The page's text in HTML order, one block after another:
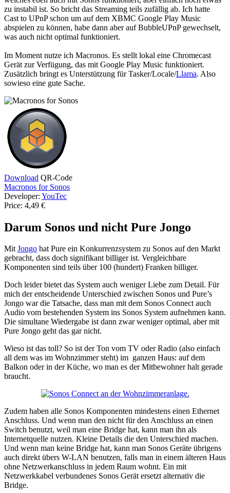
zu instabil ist. So bricht das Streaming teils zufällig ab. Ich hatte
Cast to UPnP schon um auf dem XBMC Google Play Music
abspielen zu können, habe dann aber auf BubbleUPnP gewechselt,
was auch nicht optimal funktioniert.
Im Moment nutze ich Macronos. Es stellt lokal eine Chromecast
Gerät zur Verfügung, das mit Google Play Music funktioniert.
Zusätzlich bringt es Unterstützung für Tasker/Locale/Llama. Also
sowieso eine gute Sache.
Download QR-Code
Macronos for Sonos
Developer: YouTec
Price: 4,49 €
Darum Sonos und nicht Pure Jongo
MitJongo hat Pure ein Konkurrenzsystem zu Sonos auf den Markt
gebracht, dass doch signifikant billiger ist. Vergleichbare
Komponenten sind teils über 100 (hundert) Franken billiger.
Doch leider bietet das System auch weniger Liebe zum Detail. Für
mich der entscheidende Unterschied zwischen Sonos und Pure’s
Jongo war die Tatsache, dass man mit dem Sonos Connect auch
Audio vom bestehenden System ins Sonos System aufnehmen kann.
Die simultane Wiedergabe ist dann zwar weniger optimal, aber mit
Pure Jongo geht das gar nicht.
Wieso ist das toll? So ist der Ton vom TV oder Radio (also einfach
all dem was im Wohnzimmer steht) im ganzen Haus: auf dem
Balkon oder in der Küche, wo man es der Mitbewohner halt gerade
braucht.
Zudem haben alle Sonos Komponenten mindestens einen Ethernet
Anschluss. Und wenn man den nicht für den Anschluss an einen
Switch benutzt, weil man eine Bridge hat, kann man ihn als
Internetquelle nutzen. Kleine Details die den Unterschied machen.
Und wenn man keine Bridge hat, kann man Sonos Geräte übrigens
auch direkt übers W-LAN benutzen, falls man in einem älteren Haus
ohne Netzwerkanschluss in jedem Raum wohnt. Ein mit
Netzwerkkabel verbundenes Sonos Gerät ersetzt alternativ die
Bridge.